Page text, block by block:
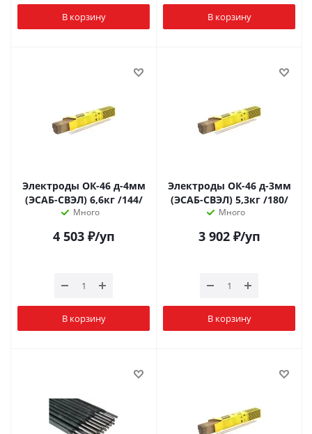
В корзину В корзину
Электроды ОК-46 д-4мм
(ЭСАБ-СВЭЛ) 6,6кг /144/
Много
4 503₽/уп
В корзину
Электроды ОК-46 д-3мм
(ЭСАБ-СВЭЛ) 5,3кг /180/
Много
3 902₽/уп
В корзину